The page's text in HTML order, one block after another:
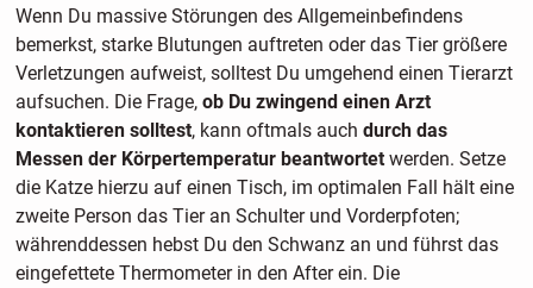
Wenn Du massive Störungen des Allgemeinbefindens
bemerkst, starke Blutungen auftreten oder das Tier größere
Verletzungen aufweist, solltest Du umgehend einen Tierarzt
aufsuchen. Die Frage, ob Du zwingend einen Arzt
kontaktieren solltest, kann oftmals auch durch das
Messen der Körpertemperatur beantwortetwerden. Setze
die Katze hierzu auf einen Tisch, im optimalen Fall hält eine
zweite Person das Tier an Schulter und Vorderpfoten;
währenddessen hebst Du den Schwanz an und führst das
eingefettete Thermometer in den After ein. Die